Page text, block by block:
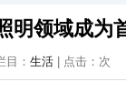
明领域成为
目： 生活 | 点击： 次